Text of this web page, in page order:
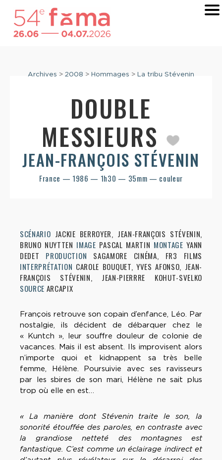
Archives > 2008 > Hommages > La tribu Stévenin
DOUBLE
MESSIEURS
JEAN-FRANÇOIS STÉVENIN
France — 1986 — 1h30 — 35mm — couleur
SCÉNARIO JACKIE BERROYER, JEAN-FRANÇOIS STÉVENIN,
BRUNO NUYTTEN IMAGE PASCAL MARTIN MONTAGEYANN
DEDET PRODUCTION SAGAMORE CINÉMA, FR3 FILMS
INTERPRÉTATION CAROLE BOUQUET, YVES AFONSO, JEAN-
FRANÇOIS STÉVENIN, JEAN-PIERRRE KOHUT-SVELKO
SOURCE ARCAPIX
François retrouve son copain d’enfance, Léo. Par
nostalgie, ils décident de débarquer chez le
« Kuntch », leur souffre douleur de colonie de
vacances. Mais il est absent. Ils improvisent alors
n’importe quoi et kidnappent sa très belle
femme, Hélène. Poursuivie avec ses ravisseurs
par les sbires de son mari, Hélène ne sait plus
trop où elle en est…
« La manière dont Stévenin traite le son, la
sonorité étouffée des paroles, en contraste avec
la grandiose netteté des montagnes est
fantastique. C’est comme un éclairage indirect et